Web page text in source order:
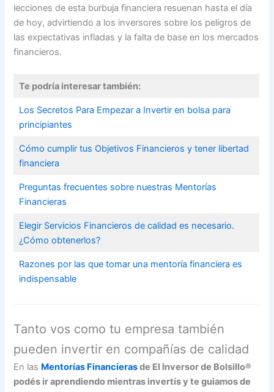
lecciones de esta burbuja financiera resuenan hasta el día
de hoy, advirtiendo a los inversores sobre los peligros de
las expectativas infladas y la falta de base en los mercados
financieros.
Te podría interesar también:
Los Secretos Para Empezar a Invertir en bolsa para
principiantes
Cómo cumplir tus Objetivos Financieros y tener libertad
financiera
Preguntas frecuentes sobre nuestras Mentorías
Financieras
Elegir Servicios Financieros de calidad es necesario.
¿Cómo obtenerlos?
Razones por las que tomar una mentoría financiera es
indispensable
Tanto vos como tu empresa también
pueden invertir en compañías de calidad
En las Mentorías Financierasde El Inversor de Bolsillo®
podés ir aprendiendo mientras invertís y te guiamos de